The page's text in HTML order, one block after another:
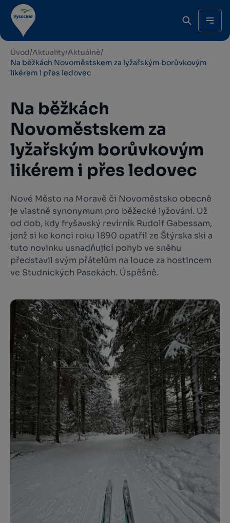
Úvod/Aktuality/Aktuálně/
Na běžkách Novoměstskem za lyžařským borůvkovým
likérem i přes ledovec
Na běžkách
Novoměstskem za
lyžařským borůvkovým
likérem i přes ledovec
Nové Město na Moravě či Novoměstsko obecně
je vlastně synonymum pro běžecké lyžování. Už
od dob, kdy fryšavský revírník Rudolf Gabessam,
jenž si ke konci roku 1890 opatřil ze Štýrska ski a
tuto novinku usnadňující pohyb ve sněhu
představil svým přátelům na louce za hostincem
ve Studnických Pasekách. Úspěšně.